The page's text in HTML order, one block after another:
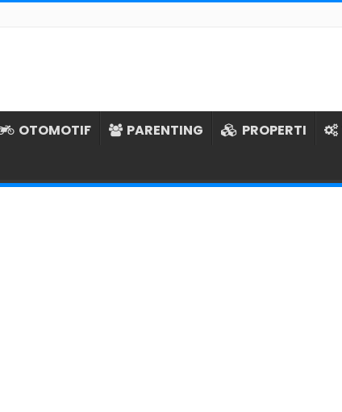
OTOMOTIF PARENTING PROPERTI